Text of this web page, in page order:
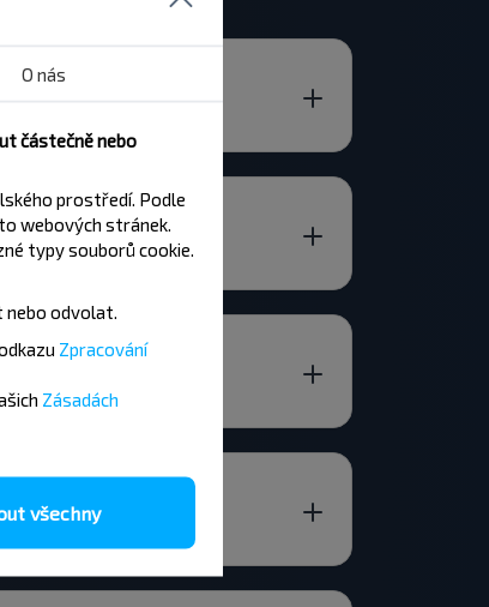
O nás
částečně nebo
prostředí. Podle
webových stránek.
typy souborů cookie.
nebo odvolat.
Zpracování
Zásadách
všechny